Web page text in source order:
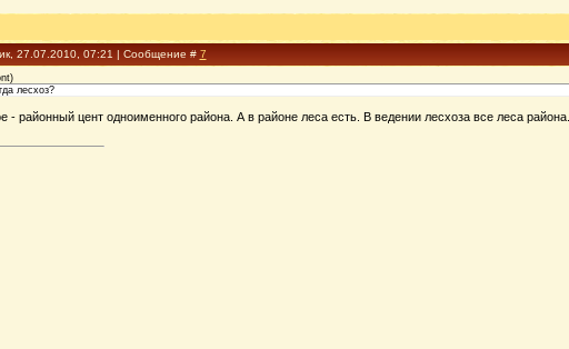
27.07.2010, 07:21 | Сообщение # 7
)
лесхоз?
- районный цент одноименного района. А в районе леса есть. В ведении лесхоза все леса района.